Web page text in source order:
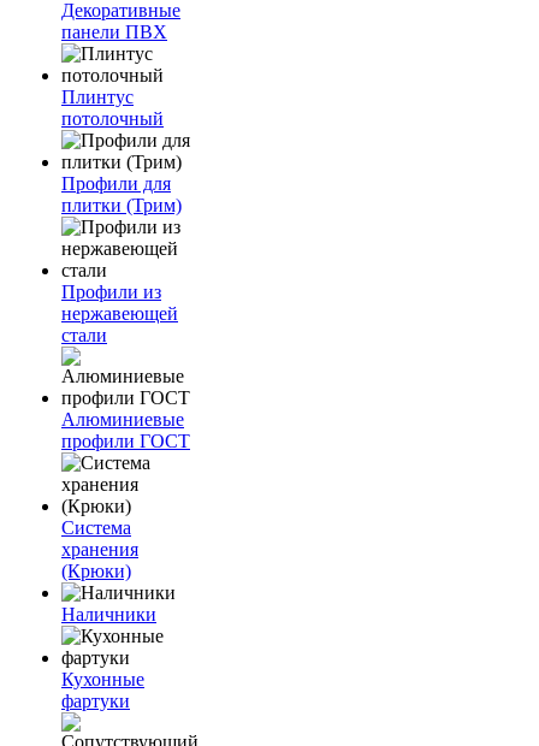
Декоративные
панели ПВХ
Плинтус
потолочный
Профили для
плитки (Трим)
Профили из
нержавеющей
стали
Алюминиевые
профили ГОСТ
Система
хранения
(Крюки)
Наличники
Кухонные
фартуки